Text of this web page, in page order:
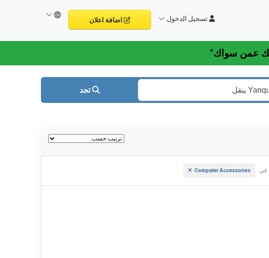
تسجيل الدخول اضافة اعلان
تجد
في Computer Accessories